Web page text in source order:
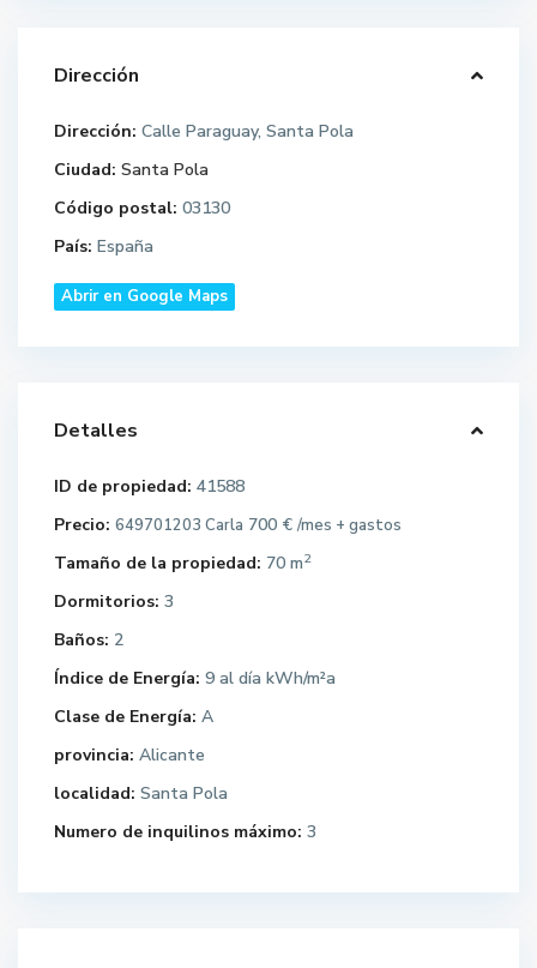
Dirección
Dirección: Calle Paraguay, Santa Pola
Ciudad: Santa Pola
Código postal: 03130
País: España
Abrir en Google Maps
Detalles
ID de propiedad: 41588
Precio: 649701203 Carla 700 € /mes + gastos
Tamaño de la propiedad: 70 m2
Dormitorios: 3
Baños: 2
Índice de Energía: 9 al día kWh/m²a
Clase de Energía: A
provincia: Alicante
localidad: Santa Pola
Numero de inquilinos máximo: 3